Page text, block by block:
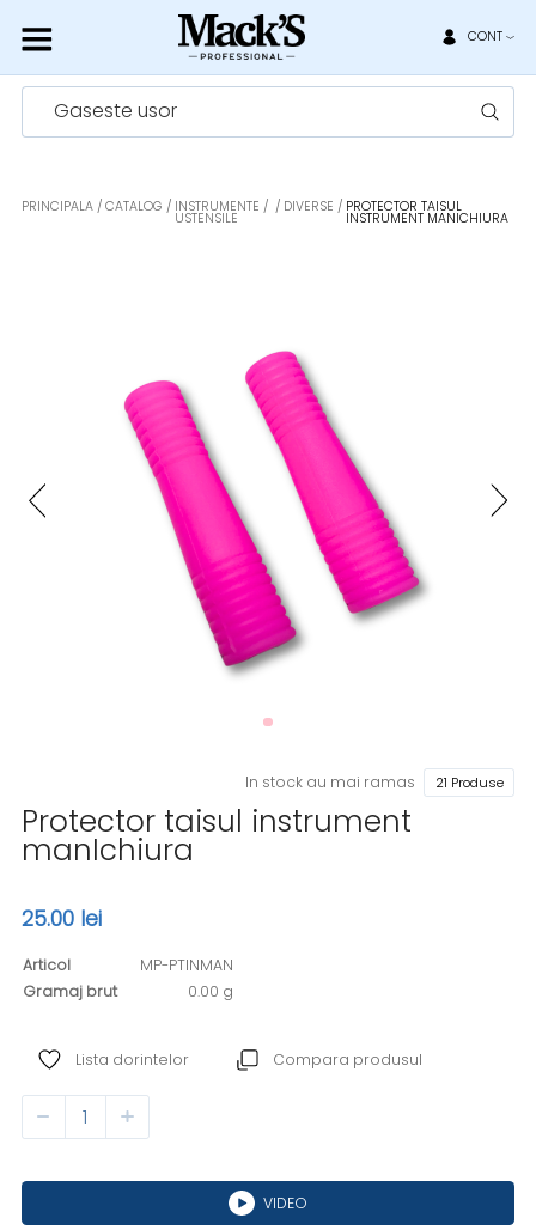
CONT
Gaseste usor
PRINCIPALA CATALOG INSTRUMENTE /
USTENSILE
DIVERSE PROTECTOR TAISUL
INSTRUMENT MANICHIURA
In stock au mai ramas 21 Produse
Protector taisul instrument
manIchiura
25.00 lei
Articol
MP-PTINMAN
Gramaj brut
0.00 g
Lista dorintelor Compara produsul
VIDEO